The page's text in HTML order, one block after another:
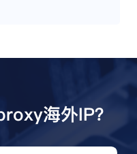
海外IP？